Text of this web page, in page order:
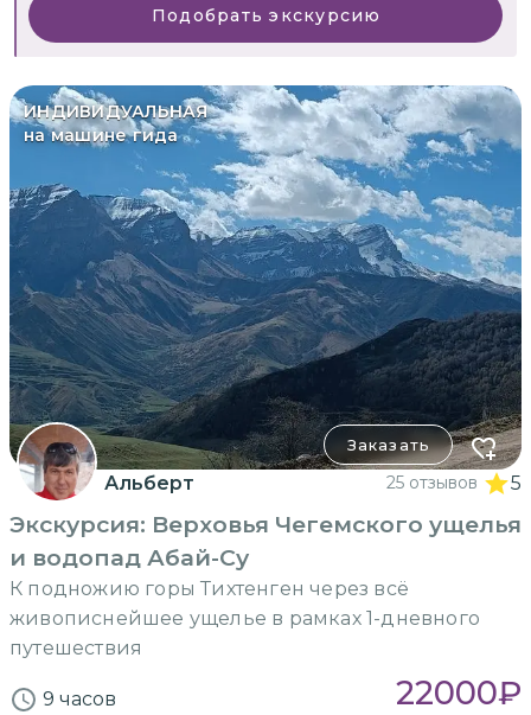
Подобрать экскурсию
ИНДИВИДУАЛЬНАЯ
на машине гида
Заказать
Альберт 25 отзывов 5
Экскурсия: Верховья Чегемского ущелья
и водопад Абай-Су
К подножию горы Тихтенген через всё
живописнейшее ущелье в рамках 1-дневного
путешествия
9 часов 22000₽